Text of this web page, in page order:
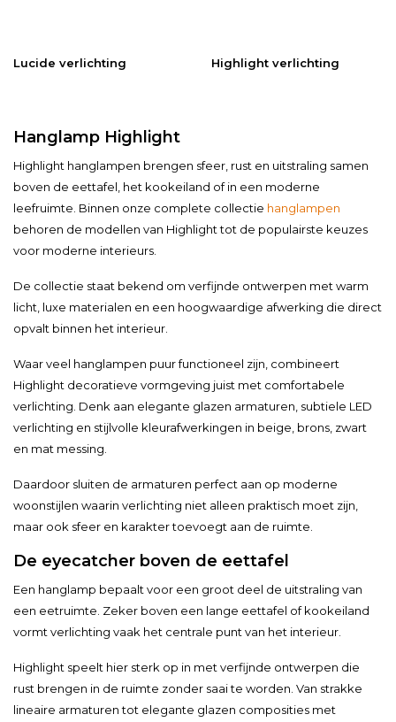
Lucide verlichting Highlight verlichting
Hanglamp Highlight
Highlight hanglampen brengen sfeer, rust en uitstraling samen
boven de eettafel, het kookeiland of in een moderne
leefruimte. Binnen onze complete collectie hanglampen
behoren de modellen van Highlight tot de populairste keuzes
voor moderne interieurs.
De collectie staat bekend om verfijnde ontwerpen met warm
licht, luxe materialen en een hoogwaardige afwerking die direct
opvalt binnen het interieur.
Waar veel hanglampen puur functioneel zijn, combineert
Highlight decoratieve vormgeving juist met comfortabele
verlichting. Denk aan elegante glazen armaturen, subtiele LED
verlichting en stijlvolle kleurafwerkingen in beige, brons, zwart
en mat messing.
Daardoor sluiten de armaturen perfect aan op moderne
woonstijlen waarin verlichting niet alleen praktisch moet zijn,
maar ook sfeer en karakter toevoegt aan de ruimte.
De eyecatcher boven de eettafel
Een hanglamp bepaalt voor een groot deel de uitstraling van
een eetruimte. Zeker boven een lange eettafel of kookeiland
vormt verlichting vaak het centrale punt van het interieur.
Highlight speelt hier sterk op in met verfijnde ontwerpen die
rust brengen in de ruimte zonder saai te worden. Van strakke
lineaire armaturen tot elegante glazen composities met